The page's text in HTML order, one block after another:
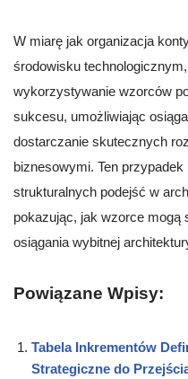
W miarę jak organizacja
środowisku
wykorzystywanie wzorców
sukcesu, umożliwiając
dostarczanie skutecznych
biznesowymi. Ten
strukturalnych podejść w
pokazując, jak wzorce mogą
osiągania wybitnej
Powiązane Wpisy:
Tabela Inkrementów
Strategiczne do